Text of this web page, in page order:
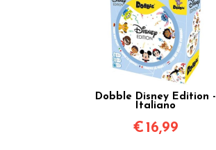
Dobble Disney Edition -
Italiano
€ 16,99